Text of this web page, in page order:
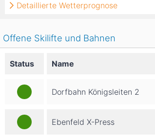
Offene Skilifte und Bahnen
Status Name
Dorfbahn Königsleiten 2
Ebenfeld X-Press
Detaillierte Wetterprognose